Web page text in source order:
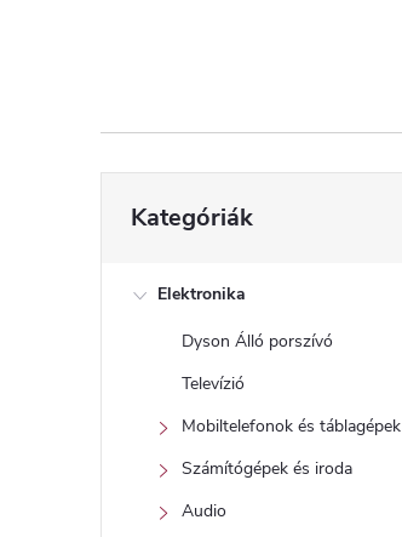
l
sátugrása
Kategóriák
Elektronika
Dyson Álló porszívó
Televízió
Mobiltelefonok és táblagépek
Számítógépek és iroda
Audio